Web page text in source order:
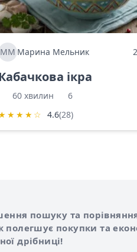
ММ Марина Мельник
ікра
60 хвилин
6
★ ★ ★ ☆ 4.6(28)
пошуку та
полегшує покупки та
дрібниці!